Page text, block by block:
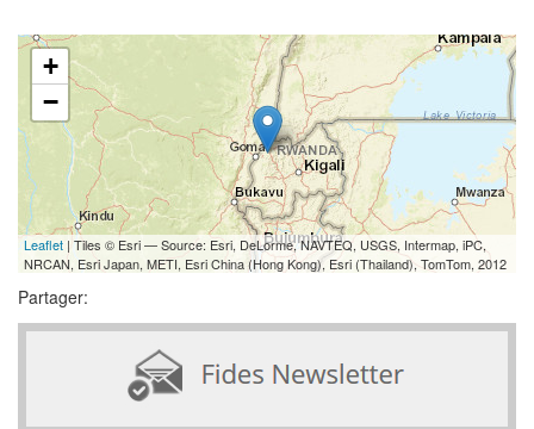
+
−
Leaflet | Tiles © Esri — Source: Esri, DeLorme, NAVTEQ, USGS, Intermap, iPC,
NRCAN, Esri Japan, METI, Esri China (Hong Kong), Esri (Thailand), TomTom, 2012
Partager: